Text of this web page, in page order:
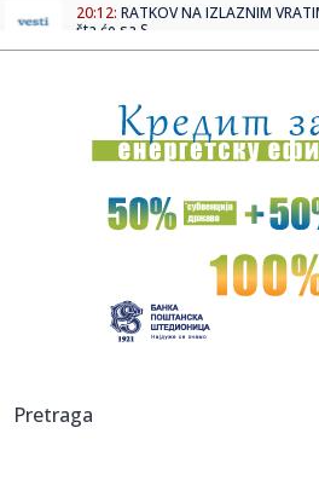
20:12: RATKOV NA IZLAZNIM
šta će sa S...
20:08:Učesnik Mundijala stigao u
20:06:Srbija u borbi za finale!
Jajima na Kurtija u
20:01:Zara Home donosi najlepšu
"Vred...
Pretraga